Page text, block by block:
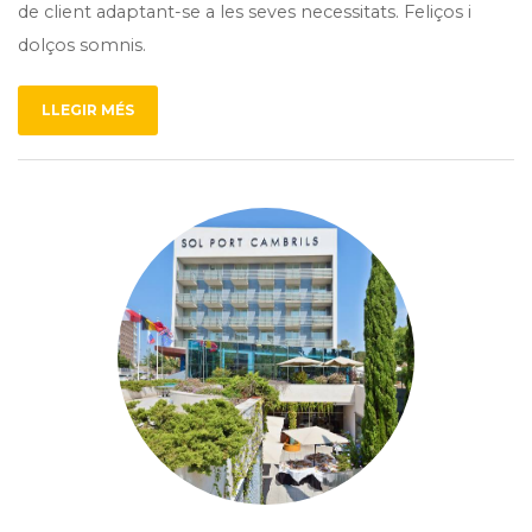
de client adaptant-se a les seves necessitats. Feliços i
dolços somnis.
LLEGIR MÉS